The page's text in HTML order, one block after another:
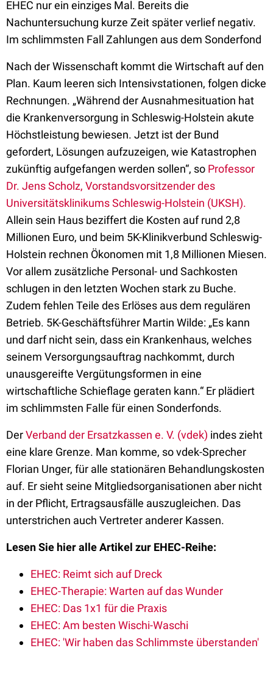
EHEC nur ein einziges Mal. Bereits die
Nachuntersuchung kurze Zeit später verlief negativ.
Im schlimmsten Fall Zahlungen aus dem Sonderfond
Nach der Wissenschaft kommt die Wirtschaft auf den
Plan. Kaum leeren sich Intensivstationen, folgen dicke
Rechnungen. „Während der Ausnahmesituation hat
die Krankenversorgung in Schleswig-Holstein akute
Höchstleistung bewiesen. Jetzt ist der Bund
gefordert, Lösungen aufzuzeigen, wie Katastrophen
zukünftig aufgefangen werden sollen“, so Professor
Dr. Jens Scholz, Vorstandsvorsitzender des
Universitätsklinikums Schleswig-Holstein (UKSH).
Allein sein Haus beziffert die Kosten auf rund 2,8
Millionen Euro, und beim 5K-Klinikverbund Schleswig-
Holstein rechnen Ökonomen mit 1,8 Millionen Miesen.
Vor allem zusätzliche Personal- und Sachkosten
schlugen in den letzten Wochen stark zu Buche.
Zudem fehlen Teile des Erlöses aus dem regulären
Betrieb. 5K-Geschäftsführer Martin Wilde: „Es kann
und darf nicht sein, dass ein Krankenhaus, welches
seinem Versorgungsauftrag nachkommt, durch
unausgereifte Vergütungsformen in eine
wirtschaftliche Schieflage geraten kann.“ Er plädiert
im schlimmsten Falle für einen Sonderfonds.
DerVerband der Ersatzkassen e. V. (vdek) indes zieht
eine klare Grenze. Man komme, so vdek-Sprecher
Florian Unger, für alle stationären Behandlungskosten
auf. Er sieht seine Mitgliedsorganisationen aber nicht
in der Pflicht, Ertragsausfälle auszugleichen. Das
unterstrichen auch Vertreter anderer Kassen.
Lesen Sie hier alle Artikel zur EHEC-Reihe:
EHEC: Reimt sich auf Dreck
EHEC-Therapie: Warten auf das Wunder
EHEC: Das 1x1 für die Praxis
EHEC: Am besten Wischi-Waschi
EHEC: 'Wir haben das Schlimmste überstanden'